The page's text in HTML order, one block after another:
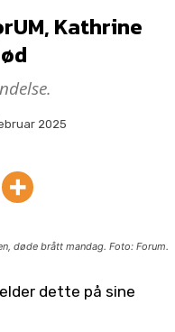
Kathrine
2025
døde brått mandag. Foto: Forum.
dette på sine